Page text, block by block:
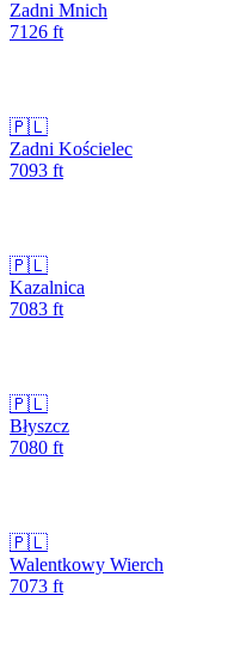
Zadni Mnich
7126 ft
🇵🇱
Zadni Kościelec
7093 ft
🇵🇱
Kazalnica
7083 ft
🇵🇱
Błyszcz
7080 ft
🇵🇱
Walentkowy Wierch
7073 ft